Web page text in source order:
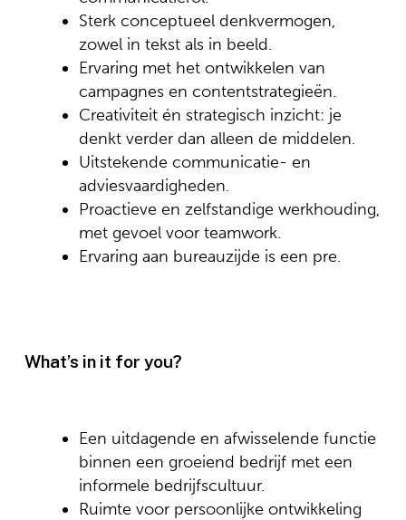
Sterk conceptueel denkvermogen,
zowel in tekst als in beeld.
Ervaring met het ontwikkelen van
campagnes en contentstrategieën.
Creativiteit én strategisch inzicht: je
denkt verder dan alleen de middelen.
Uitstekende communicatie- en
adviesvaardigheden.
Proactieve en zelfstandige werkhouding,
met gevoel voor teamwork.
Ervaring aan bureauzijde is een pre.
What’s in it for you?
Een uitdagende en afwisselende functie
binnen een groeiend bedrijf met een
informele bedrijfscultuur.
Ruimte voor persoonlijke ontwikkeling